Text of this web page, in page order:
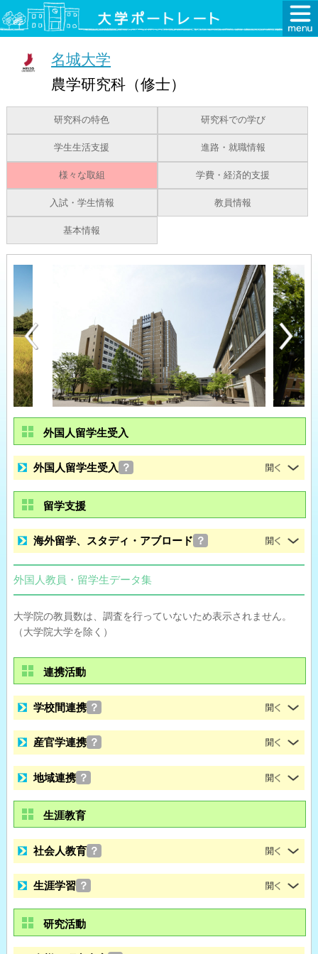
名城大学
農学研究科（修士）
研究科の特色 研究科での学び
学生生活支援 進路・就職情報
様々な取組 学費・経済的支援
入試・学生情報 教員情報
基本情報
外国人留学生受入
外国人留学生受入 ？
留学支援
海外留学、スタディ・アブロード ？
外国人教員・留学生データ集
大学院の教員数は、調査を行っていないため表示されません。
（大学院大学を除く）
連携活動
学校間連携 ？
産官学連携 ？
地域連携 ？
生涯教育
社会人教育 ？
生涯学習 ？
研究活動